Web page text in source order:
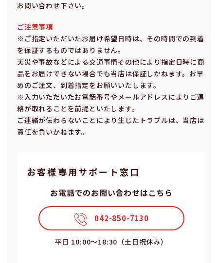
お問い合わせ下さい。
ご注意事項
※ご指定いただいたお届け希望⽇時は、その時間での到着
を保証するものではありません。
天災や事故などによる交通事情その他により指定⽇時に商
品をお届けできない場合でも当店は保証しかねます。お早
めのご注⽂、到着指定をお願いいたします。
※⼊⼒いただいたお電話番号やメールアドレスによりご連
絡が取れることを前提といたします。
ご連絡が伝わらないことにより⽣じたトラブルは、当店は
責任を負いかねます。
お客様専⽤サポート窓⼝
お電話でのお問い合わせはこちら
042-850-7130
平⽇ 10:00〜18:30（⼟⽇祝休み）